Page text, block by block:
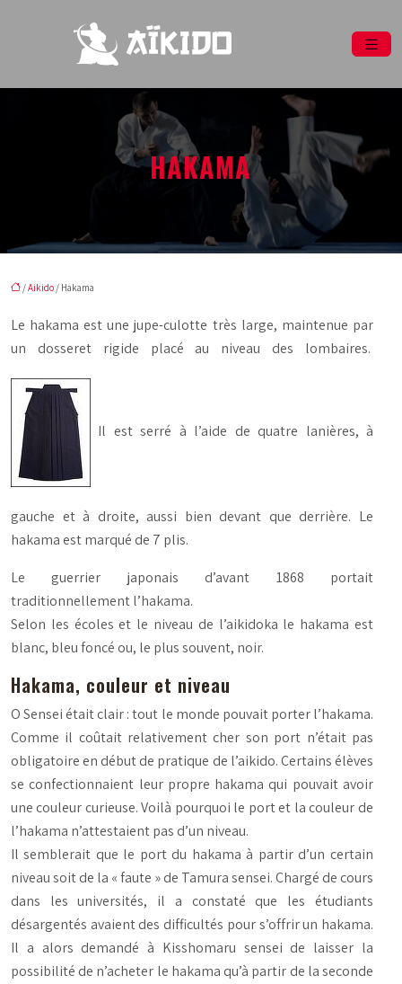
HAKAMA
/Aikido / Hakama
Le hakama est une jupe-culotte très large, maintenue par
un dosseret rigide placé au niveau des lombaires.
Il est serré à l’aide de quatre lanières, à
gauche et à droite, aussi bien devant que derrière. Le
hakama est marqué de 7 plis.
Le guerrier japonais d’avant 1868 portait
traditionnellement l’hakama.
Selon les écoles et le niveau de l’aikidoka le hakama est
blanc, bleu foncé ou, le plus souvent, noir.
Hakama, couleur et niveau
O Sensei était clair : tout le monde pouvait porter l’hakama.
Comme il coûtait relativement cher son port n’était pas
obligatoire en début de pratique de l’aikido. Certains élèves
se confectionnaient leur propre hakama qui pouvait avoir
une couleur curieuse. Voilà pourquoi le port et la couleur de
l’hakama n’attestaient pas d’un niveau.
Il semblerait que le port du hakama à partir d’un certain
niveau soit de la « faute » de Tamura sensei. Chargé de cours
dans les universités, il a constaté que les étudiants
désargentés avaient des difficultés pour s’offrir un hakama.
Il a alors demandé à Kisshomaru sensei de laisser la
possibilité de n’acheter le hakama qu’à partir de la seconde